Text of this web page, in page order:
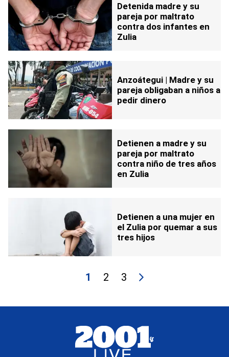
Detenida madre y su
pareja por maltrato
contra dos infantes en
Zulia
Anzoátegui | Madre y su
pareja obligaban a niños a
pedir dinero
Detienen a madre y su
pareja por maltrato
contra niño de tres años
en Zulia
Detienen a una mujer en
el Zulia por quemar a sus
tres hijos
1 2 3